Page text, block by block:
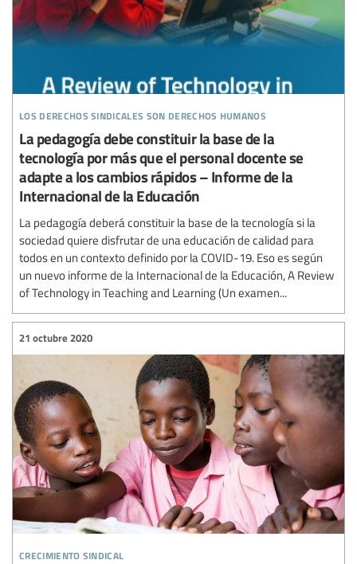
los derechos sindicales son derechos humanos
La pedagogía debe constituir la base de la
tecnología por más que el personal docente se
adapte a los cambios rápidos – Informe de la
Internacional de la Educación
La pedagogía deberá constituir la base de la tecnología si la
sociedad quiere disfrutar de una educación de calidad para
todos en un contexto definido por la COVID-19. Eso es según
un nuevo informe de la Internacional de la Educación, A Review
of Technology in Teaching and Learning (Un examen...
crecimiento sindical
21 octubre 2020